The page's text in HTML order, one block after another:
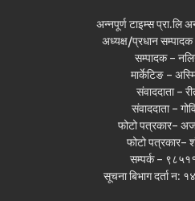
अन्नपूर्ण टाइम्स प्रा.लि
अध्यक्ष/प्रधान
सम्पादक -
मार्केटिङ -
संवाददाता -
संवाददाता -
फोटो पत्रकार-
फोटो
सम्पर्क -
सूचना बिभाग दर्ता